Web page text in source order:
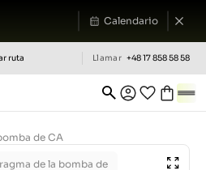
Calendario
ruta Llamar +48 17 858 58 58
de CA
de la bomba de